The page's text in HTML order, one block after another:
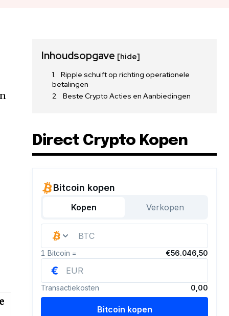
Inhoudsopgave [hide]
Ripple schuift op richting operationele
betalingen
Beste Crypto Acties en Aanbiedingen
Direct Crypto Kopen